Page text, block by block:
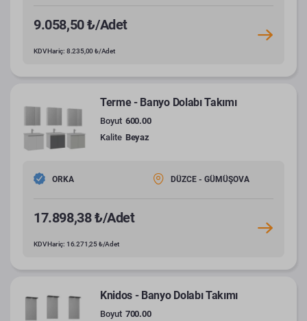
9.058,50 ₺/Adet
KDV Hariç: 8.235,00 ₺/Adet
Terme - Banyo Dolabı Takımı
Boyut 600.00
Kalite Beyaz
ORKA DÜZCE - GÜMÜŞOVA
17.898,38 ₺/Adet
KDV Hariç: 16.271,25 ₺/Adet
Knidos - Banyo Dolabı Takımı
Boyut 700.00